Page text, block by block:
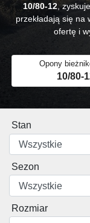
10/80-12,
przekładają się
ofertę i
Opony
10/80-
Stan
Wszystkie
Sezon
Wszystkie
Rozmiar